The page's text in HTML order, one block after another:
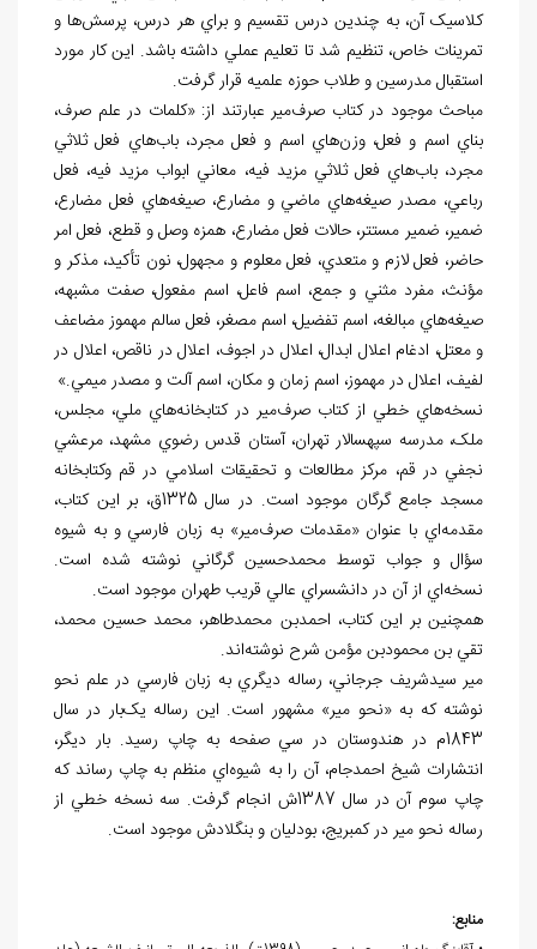
کلاسيک آن، به چندين درس تقسيم و براي هر درس، پرسشها و
تمرينات خاص، تنظيم شد تا تعليم عملي داشته باشد. اين کار مورد
استقبال مدرسين و طلاب حوزه علميه قرار گرفت.
مباحث موجود در کتاب صرفمير عبارتند از: «کلمات در علم صرف،
بناي اسم و فعل، وزنهاي اسم و فعل مجرد، بابهاي فعل ثلاثي
مجرد، بابهاي فعل ثلاثي مزيد فيه، معاني ابواب مزيد فيه، فعل
رباعي، مصدر صيغههاي ماضي و مضارع، صيغههاي فعل مضارع،
ضمير، ضمير مستتر، حالات فعل مضارع، همزه وصل و قطع، فعل امر
حاضر، فعل لازم و متعدي، فعل معلوم و مجهول، نون تأکيد، مذکر و
مؤنث، مفرد مثني و جمع، اسم فاعل، اسم مفعول، صفت مشبهه،
صيغههاي مبالغه، اسم تفضيل، اسم مصغر، فعل سالم مهموز مضاعف
و معتل، ادغام اعلال ابدال، اعلال در اجوف، اعلال در ناقص، اعلال در
لفيف، اعلال در مهموز، اسم زمان و مکان، اسم آلت و مصدر ميمي.»
نسخههاي خطي از کتاب صرفمير در کتابخانههاي ملي، مجلس،
ملک، مدرسه سپهسالار تهران، آستان قدس رضوي مشهد، مرعشي
نجفي در قم، مرکز مطالعات و تحقيقات اسلامي در قم وکتابخانه
مسجد جامع گرگان موجود است. در سال 1325ق، بر اين کتاب،
مقدمهاي با عنوان «مقدمات صرفمير» به زبان فارسي و به شيوه
سؤال و جواب توسط محمدحسين گرگاني نوشته شده است.
نسخهاي از آن در دانشسراي عالي قريب طهران موجود است.
همچنين بر اين کتاب، احمدبن محمدطاهر، محمد حسين محمد،
تقي بن محمودبن مؤمن شرح نوشتهاند.
مير سيدشريف جرجاني، رساله ديگري به زبان فارسي در علم نحو
نوشته که به «نحو مير» مشهور است. اين رساله يکبار در سال
1843م در هندوستان در سي صفحه به چاپ رسيد. بار ديگر،
انتشارات شيخ احمدجام، آن را به شيوهاي منظم به چاپ رساند که
چاپ سوم آن در سال 1387ش انجام گرفت. سه نسخه خطي از
رساله نحو مير در کمبريج، بودليان و بنگلادش موجود است.
منابع: